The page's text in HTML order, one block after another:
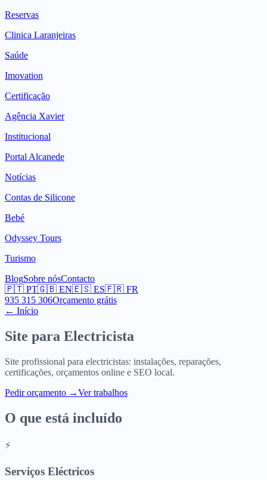
Reservas
Clinica Laranjeiras
Saúde
Imovation
Certificação
Agência Xavier
Institucional
Portal Alcanede
Notícias
Contas de Silicone
Bebé
Odyssey Tours
Turismo
BlogSobre nósContacto
🇵🇹 PT🇬🇧 EN🇪🇸 ES🇫🇷 FR
935 315 306Orçamento grátis
← Início
Site para Electricista
Site profissional para electricistas: instalações, reparações,
certificações, orçamentos online e SEO local.
Pedir orçamento →Ver trabalhos
O que está incluído
⚡
Serviços Eléctricos